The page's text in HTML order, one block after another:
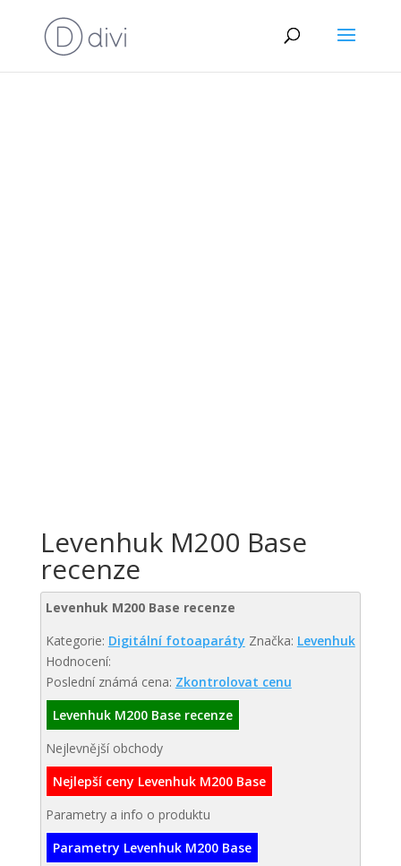
Levenhuk M200 Base
recenze
Levenhuk M200 Base recenze
Kategorie: Digitální fotoaparáty Značka: Levenhuk
Hodnocení:
Poslední známá cena: Zkontrolovat cenu
Levenhuk M200 Base recenze
Nejlevnější obchody
Nejlepší ceny Levenhuk M200 Base
Parametry a info o produktu
Parametry Levenhuk M200 Base